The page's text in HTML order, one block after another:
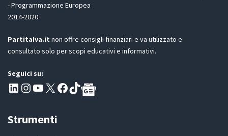
R
*
- Programmazione Europea
2014-2020
PartitaIva.it non offre consigli finanziari e va utilizzato e
consultato solo per scopi educativi e informativi.
Seguici su:
Pagina LinkedIn PartitaIva
Instagram
Canale YouTube Evoluzione - Partitaiva.it
X Segui PartitaIva su Facebook
TikTok
Strumenti